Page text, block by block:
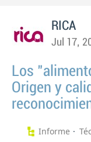
RICA
Jul 17,
Los
Origen y
Informe